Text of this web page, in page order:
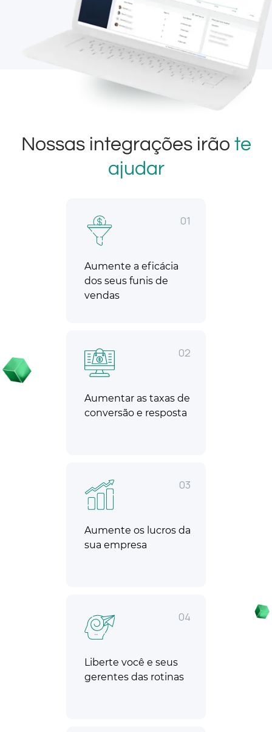
Nossas integrações irão te
ajudar
01
Aumente a eficácia
dos seus funis de
vendas
02
Aumentar as taxas de
conversão e resposta
03
Aumente os lucros da
sua empresa
04
Liberte você e seus
gerentes das rotinas